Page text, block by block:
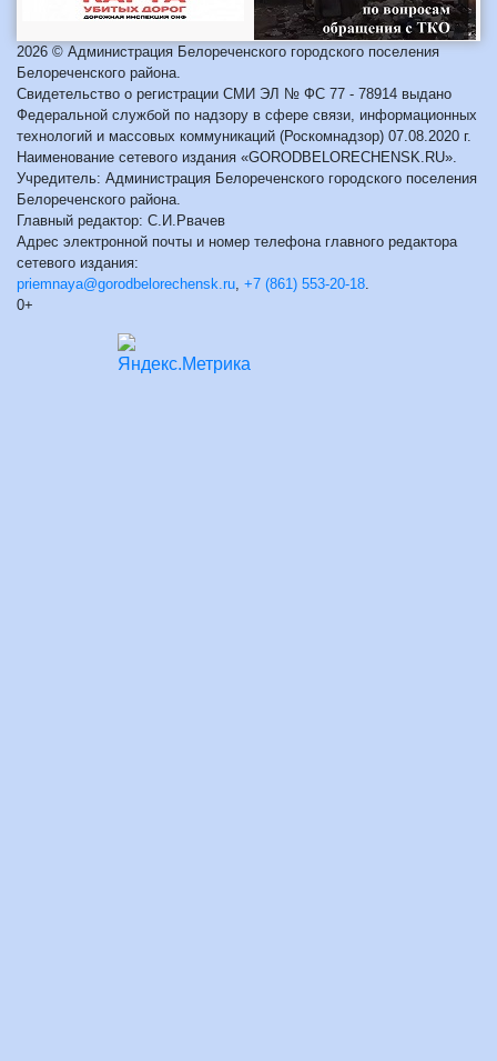
2026 © Администрация Белореченского городского поселения
Белореченского района.
Свидетельство о регистрации СМИ ЭЛ № ФС 77 - 78914 выдано
Федеральной службой по надзору в сфере связи, информационных
технологий и массовых коммуникаций (Роскомнадзор) 07.08.2020 г.
Наименование сетевого издания «GORODBELORECHENSK.RU».
Учредитель: Администрация Белореченского городского поселения
Белореченского района.
Главный редактор: С.И.Рвачев
Адрес электронной почты и номер телефона главного редактора
сетевого издания:
priemnaya@gorodbelorechensk.ru +7 (861) 553-20-18
0+